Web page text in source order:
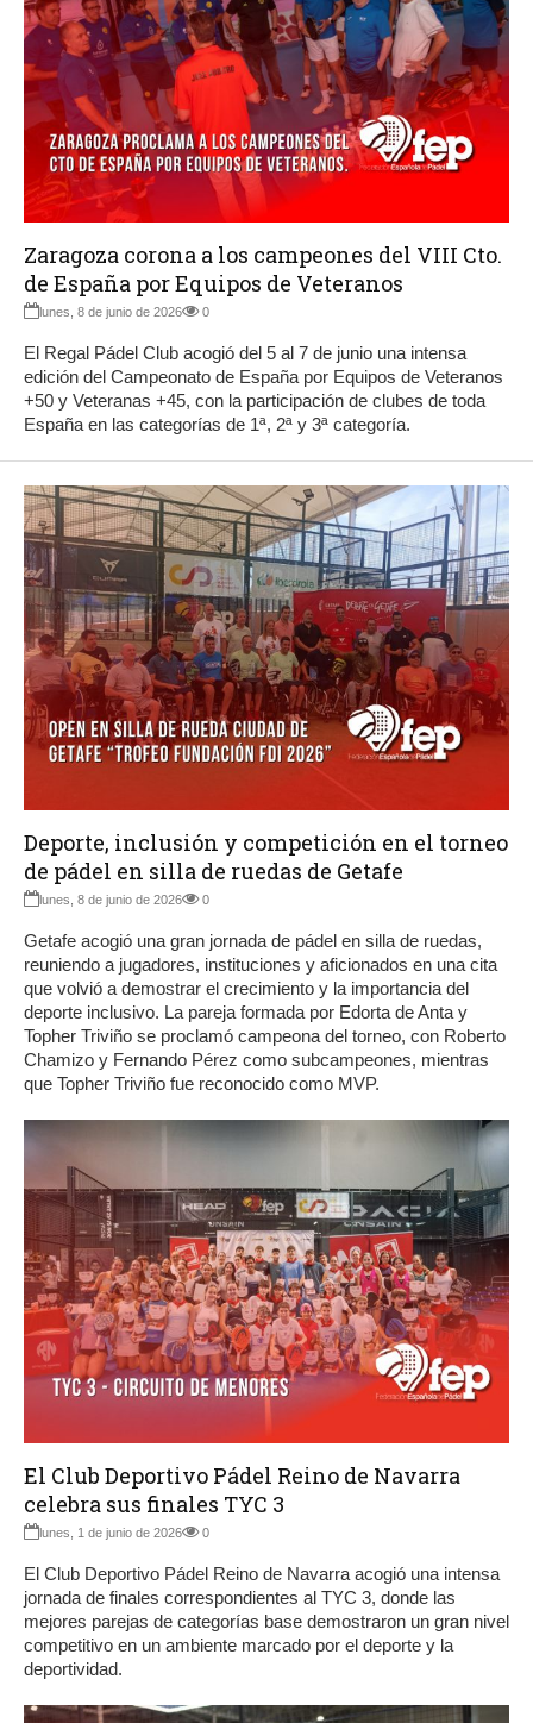
Zaragoza corona a los campeones del VIII Cto.
de España por Equipos de Veteranos
lunes, 8 de junio de 2026 0
El Regal Pádel Club acogió del 5 al 7 de junio una intensa
edición del Campeonato de España por Equipos de Veteranos
+50 y Veteranas +45, con la participación de clubes de toda
España en las categorías de 1ª, 2ª y 3ª categoría.
Deporte, inclusión y competición en el torneo
de pádel en silla de ruedas de Getafe
lunes, 8 de junio de 2026 0
Getafe acogió una gran jornada de pádel en silla de ruedas,
reuniendo a jugadores, instituciones y aficionados en una cita
que volvió a demostrar el crecimiento y la importancia del
deporte inclusivo. La pareja formada por Edorta de Anta y
Topher Triviño se proclamó campeona del torneo, con Roberto
Chamizo y Fernando Pérez como subcampeones, mientras
que Topher Triviño fue reconocido como MVP.
El Club Deportivo Pádel Reino de Navarra
celebra sus finales TYC 3
lunes, 1 de junio de 2026 0
El Club Deportivo Pádel Reino de Navarra acogió una intensa
jornada de finales correspondientes al TYC 3, donde las
mejores parejas de categorías base demostraron un gran nivel
competitivo en un ambiente marcado por el deporte y la
deportividad.